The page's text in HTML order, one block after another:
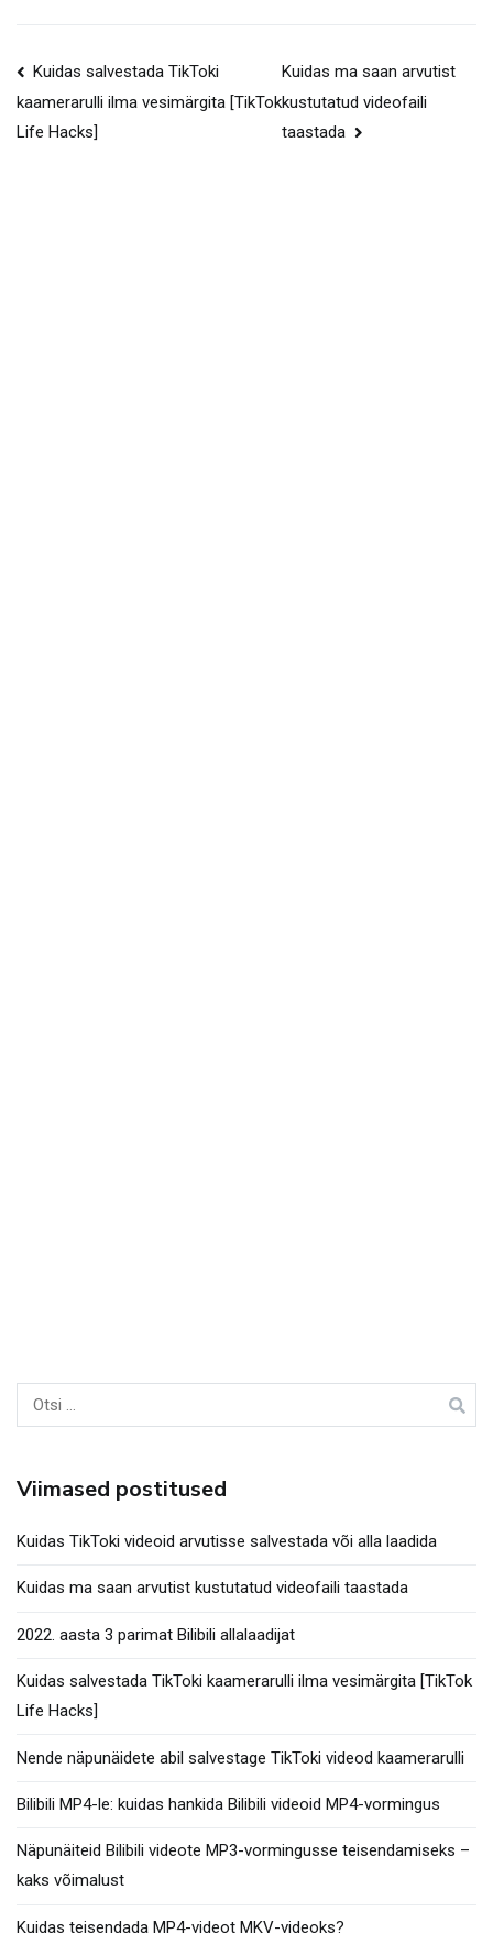
Postituse
navigeerimine
Kuidas salvestada TikToki
kaamerarulli ilma vesimärgita [TikTok
Life Hacks]
Kuidas ma saan arvutist
kustutatud videofaili
taastada
Otsi:
Viimased postitused
Kuidas TikToki videoid arvutisse salvestada või alla laadida
Kuidas ma saan arvutist kustutatud videofaili taastada
2022. aasta 3 parimat Bilibili allalaadijat
Kuidas salvestada TikToki kaamerarulli ilma vesimärgita [TikTok
Life Hacks]
Nende näpunäidete abil salvestage TikToki videod kaamerarulli
Bilibili MP4-le: kuidas hankida Bilibili videoid MP4-vormingus
Näpunäiteid Bilibili videote MP3-vormingusse teisendamiseks –
kaks võimalust
Kuidas teisendada MP4-videot MKV-videoks?